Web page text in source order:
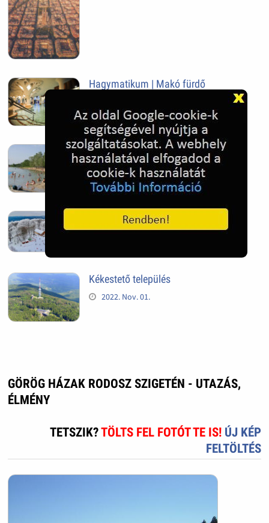
Hagymatikum | Makó fürdő
Sándorfalva, Nádastó
2022. Nov. 01.
Hóban gyakran gazdag télen a
Kékestető
Kékestető település
2022. Nov. 01.
GÖRÖG HÁZAK RODOSZ SZIGETÉN - UTAZÁS,
ÉLMÉNY
TETSZIK?TÖLTS FEL FOTÓT TE IS! ÚJ KÉP
FELTÖLTÉS